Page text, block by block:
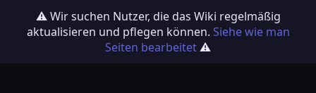
⚠️ Wir suchen Nutzer, die das Wiki regelmäßig
aktualisieren und pflegen können. Siehe wie man
Seiten bearbeitet⚠️